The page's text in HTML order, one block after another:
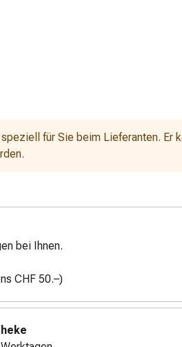
für Sie beim Lieferanten. Er
bei Ihnen.
CHF 50.–)